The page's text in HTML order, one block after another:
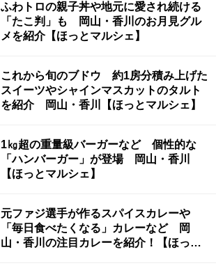
ふわトロの親子丼や地元に愛され続ける
「たこ判」も 岡山・香川のお月見グル
メを紹介【ほっとマルシェ】
これから旬のブドウ 約1房分積み上げた
スイーツやシャインマスカットのタルト
を紹介 岡山・香川【ほっとマルシェ】
1㎏超の重量級バーガーなど 個性的な
「ハンバーガー」が登場 岡山・香川
【ほっとマルシェ】
元ファジ選手が作るスパイスカレーや
「毎日食べたくなる」カレーなど 岡
山・香川の注目カレーを紹介！【ほっと